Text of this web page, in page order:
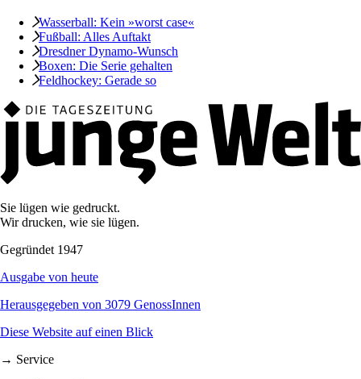
Wasserball: Kein »worst case«
Fußball: Alles Auftakt
Dresdner Dynamo-Wunsch
Boxen: Die Serie gehalten
Feldhockey: Gerade so
Sie lügen wie gedruckt.
Wir drucken, wie sie lügen.
Gegründet 1947
Ausgabe von heute
Herausgegeben von 3079 GenossInnen
Diese Website auf einen Blick
→ Service